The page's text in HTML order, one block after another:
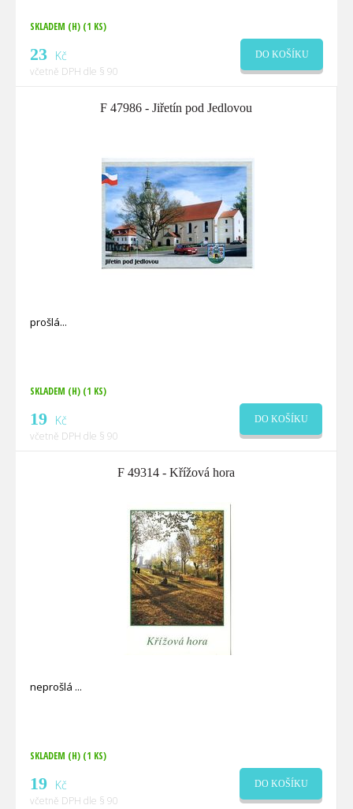
SKLADEM (H) (1 KS)
23 Kč
včetně DPH dle § 90
DO KOŠÍKU
F 47986 - Jiřetín pod Jedlovou
prošlá
SKLADEM (H) (1 KS)
19 Kč
včetně DPH dle § 90
DO KOŠÍKU
F 49314 - Křížová hora
neprošlá
SKLADEM (H) (1 KS)
19 Kč
včetně DPH dle § 90
DO KOŠÍKU